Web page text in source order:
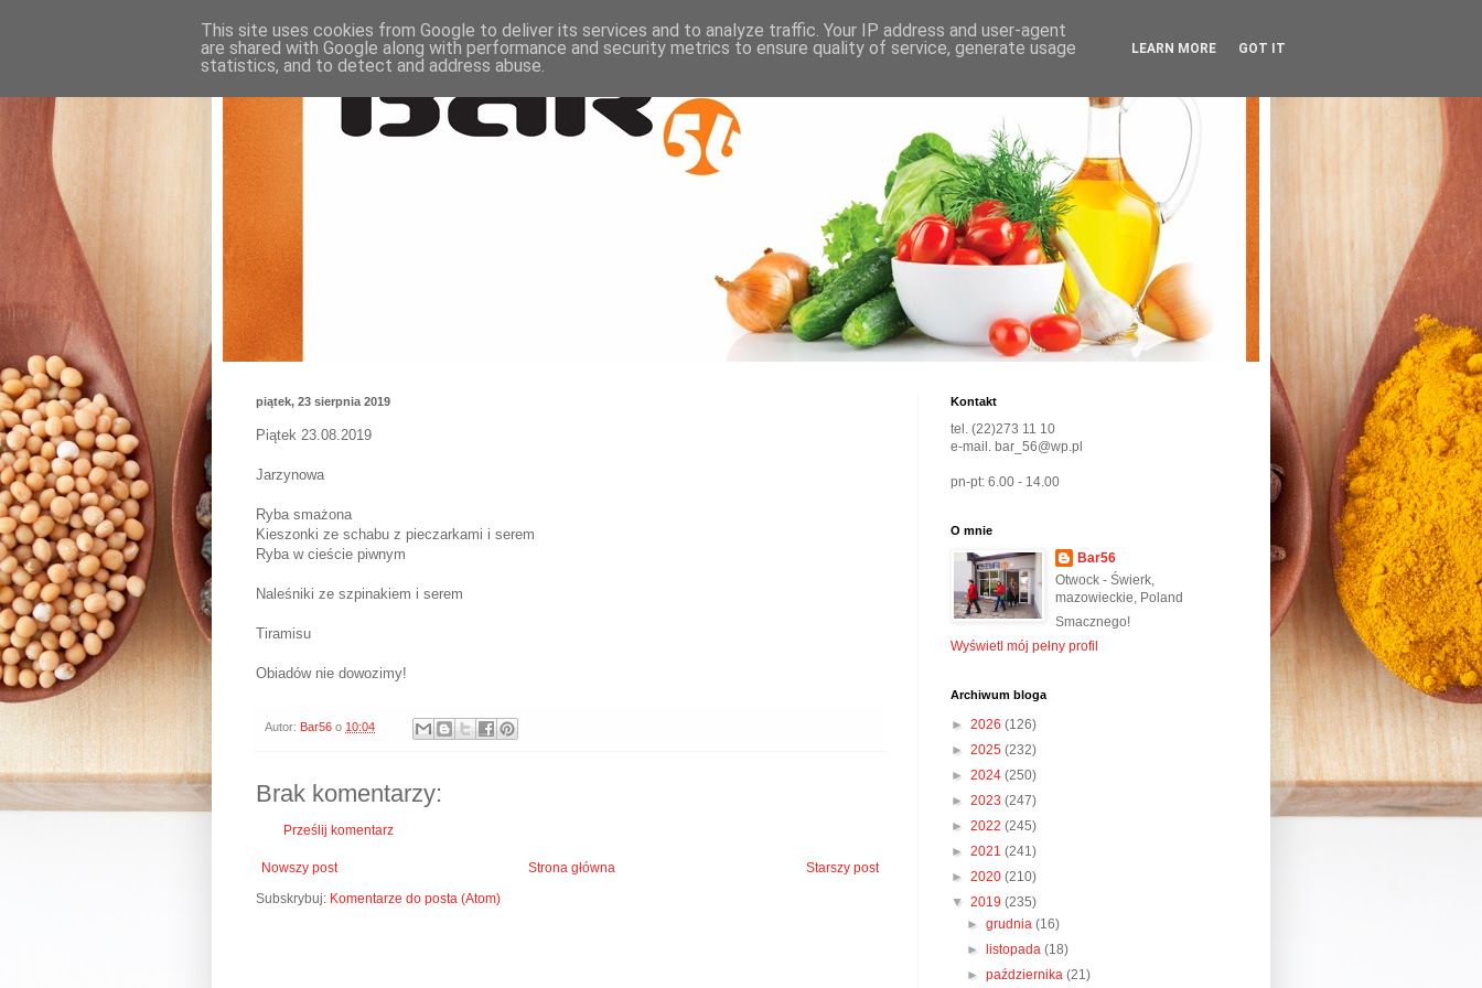
piątek, 23 sierpnia 2019
Piątek 23.08.2019
Jarzynowa
Ryba smażona
Kieszonki ze schabu z pieczarkami i serem
Ryba w cieście piwnym
Naleśniki ze szpinakiem i serem
Tiramisu
Obiadów nie dowozimy!
Autor: Bar56 o 10:04
Brak komentarzy:
Prześlij komentarz
Nowszy post Starszy post
Strona główna
Subskrybuj: Komentarze do posta (Atom)
Kontakt
tel. (22)273 11 10
e-mail. bar_56@wp.pl
pn-pt: 6.00 - 14.00
O mnie
Bar56
Otwock - Świerk,
mazowieckie, Poland
Smacznego!
Wyświetl mój pełny profil
Archiwum bloga
► 2026 (126)
► 2025 (232)
► 2024 (250)
► 2023 (247)
► 2022 (245)
► 2021 (241)
► 2020 (210)
▼ 2019 (235)
►grudnia(16)
►
listopada(18)
►października(21)
This site uses cookies from Google to deliver its services and to analyze traffic. Your IP address and user-agent
are shared with Google along with performance and security metrics to ensure quality of service, generate usage
statistics, and to detect and address abuse.
LEARN MORE GOT IT